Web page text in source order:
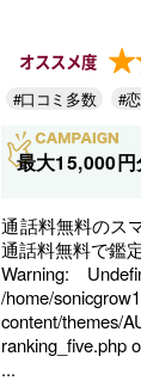
オススメ度
#口コミ多数 #
最大15,000
通話料無料のス
通話料無料で鑑
Warning:
/home/
content/themes/
ranking_five.php
...